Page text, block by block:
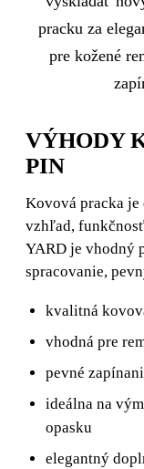
pracku za
pre kožené
VÝHODY
PIN
Kovová pracka
vzhľad,
YARD je vhodný
spracovanie,
kvalitná
vhodná pre
pevné
ideálna na
opasku
elegantný